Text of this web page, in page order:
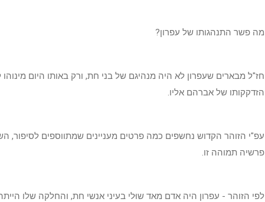
מה פשר התנהגותו של עפרון?
חז"ל מבארים שעפרון לא היה מנהיגם של בני חת, ורק באותו היום
הזדקקותו של אברהם אליו.
עפ"י הזוהר הקדוש נחשפים כמה פרטים מעניינים שמתווספים לסיפור,
פרשיה תמוהה זו.
לפי הזוהר - עפרון היה אדם מאד שוּלי בעיני אנשי חת, והחלקה שלו